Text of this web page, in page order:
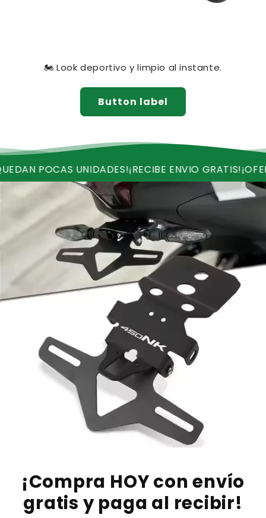
🏍️ Look deportivo y limpio al instante.
Button label
UNIDADES!¡RECIBE ENVIO GRATIS!¡OFERTA
¡Compra HOY con envío
gratis y paga al recibir!